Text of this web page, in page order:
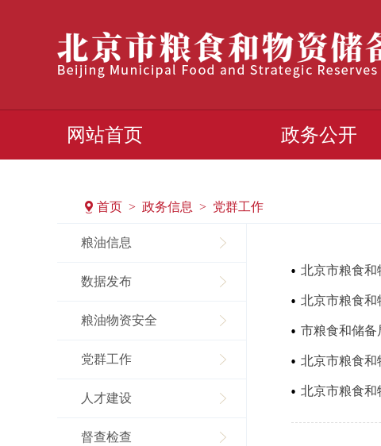
网站首页 政务公开
首页 > 政务信息 > 党群工作
粮油信息
数据发布
粮油物资安全
党群工作
人才建设
督查检查
北京市粮食和
北京市粮食和
市粮食和储备
北京市粮食和
北京市粮食和